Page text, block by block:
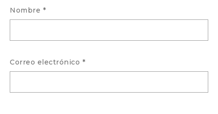
Nombre *
Correo electrónico *